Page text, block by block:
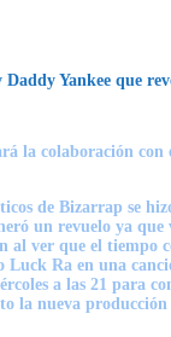
Yankee que
la colaboración
de Bizarrap se
un revuelo ya
al ver que el
Luck Ra en una
a las 21 para
la nueva